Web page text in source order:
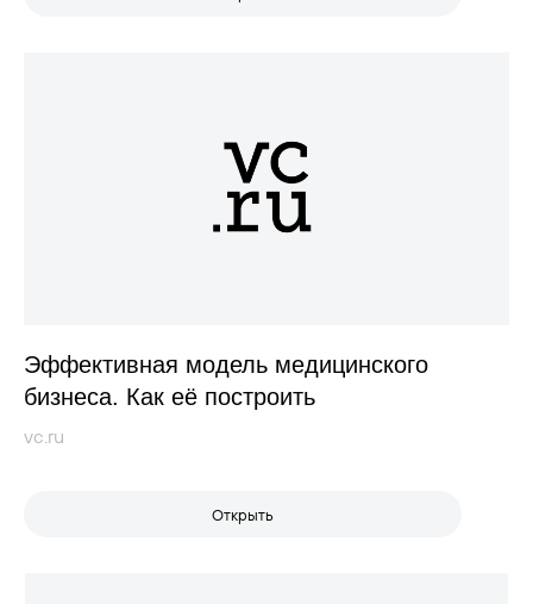
Эффективная модель медицинского
бизнеса. Как её построить
vc.ru
Открыть